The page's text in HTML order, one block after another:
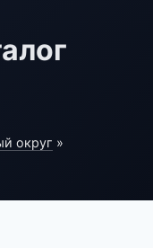
округ »